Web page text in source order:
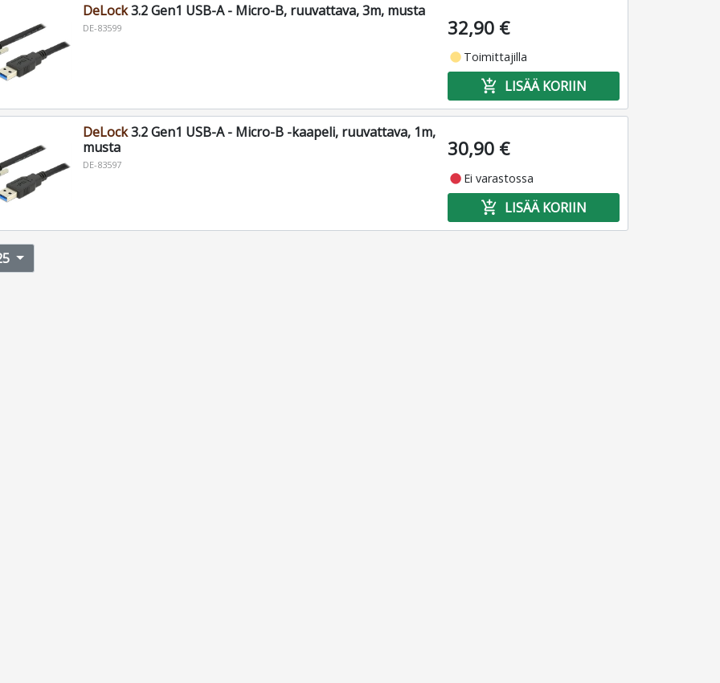
DeLock3.2 Gen1 USB-A - Micro-B, ruuvattava, 3m, musta
DE-83599 32,90 €
fiber_manual_record Toimittajilla
add_shopping_cart LISÄÄ KORIIN
DeLock3.2 Gen1 USB-A - Micro-B -kaapeli, ruuvattava, 1m,
musta
DE-83597
30,90 €
fiber_manual_record Ei varastossa
add_shopping_cart LISÄÄ KORIIN